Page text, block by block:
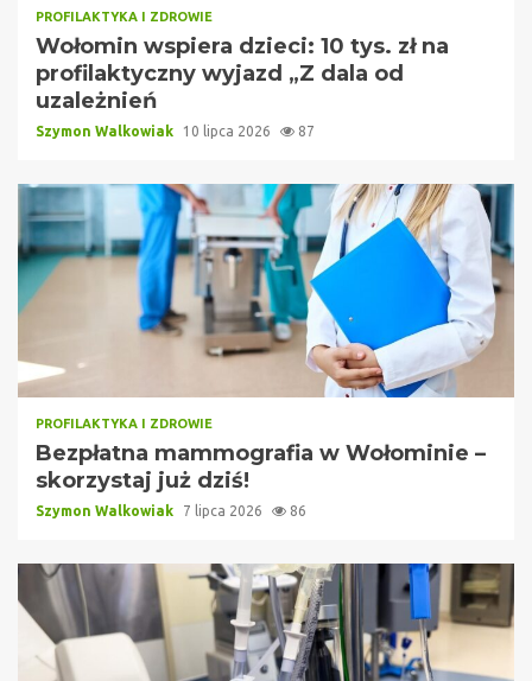
PROFILAKTYKA I ZDROWIE
Wołomin wspiera dzieci: 10 tys. zł na
profilaktyczny wyjazd „Z dala od
uzależnień
Szymon Walkowiak 10 lipca 2026 87
PROFILAKTYKA I ZDROWIE
Bezpłatna mammografia w Wołominie –
skorzystaj już dziś!
Szymon Walkowiak 7 lipca 2026 86